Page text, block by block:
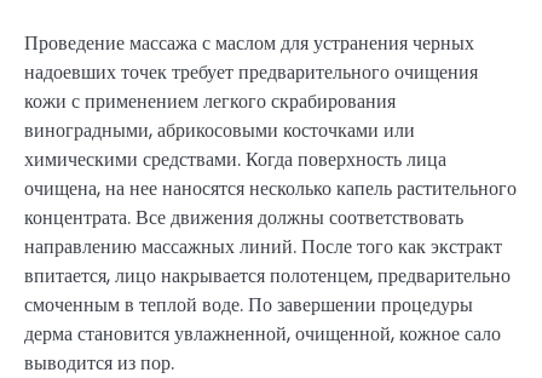
Проведение массажа с маслом для устранения черных
надоевших точек требует предварительного очищения
кожи с применением легкого скрабирования
виноградными, абрикосовыми косточками или
химическими средствами. Когда поверхность лица
очищена, на нее наносятся несколько капель растительного
концентрата. Все движения должны соответствовать
направлению массажных линий. После того как экстракт
впитается, лицо накрывается полотенцем, предварительно
смоченным в теплой воде. По завершении процедуры
дерма становится увлажненной, очищенной, кожное сало
выводится из пор.